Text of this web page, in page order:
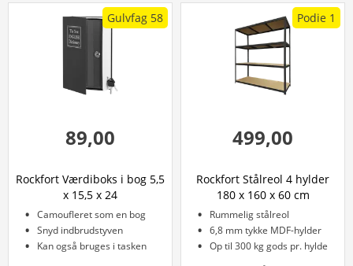
Gulvfag 58
89,00
Rockfort Værdiboks i bog 5,5
x 15,5 x 24
Camoufleret som en bog
Snyd indbrudstyven
Kan også bruges i tasken
Podie 1
499,00
Rockfort Stålreol 4 hylder
180 x 160 x 60 cm
Rummelig stålreol
6,8 mm tykke MDF-hylder
Op til 300 kg gods pr. hylde